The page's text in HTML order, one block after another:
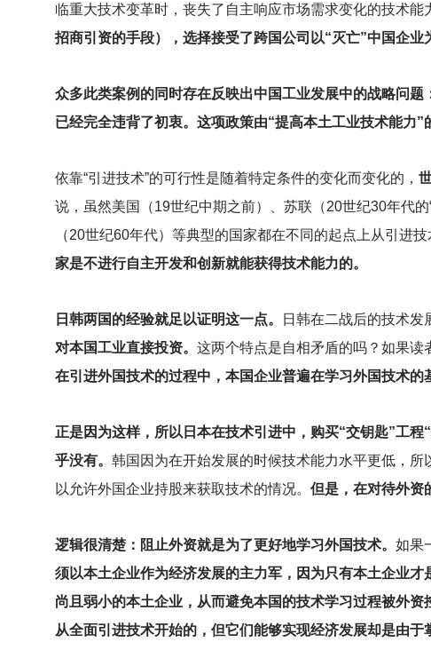
临重大技术变革时，丧失了自主响应市场需求变化的技术能
招商引资的手段），选择接受了跨国公司以“灭亡”中国企业
众多此类案例的同时存在反映出中国工业发展中的战略问
已经完全违背了初衷。这项政策由“提高本土工业技术能力
依靠“引进技术”的可行性是随着特定条件的变化而变化的，
说，虽然美国（19世纪中期之前）、苏联（20世纪30年代
（20世纪60年代）等典型的国家都在不同的起点上从引进技
家是不进行自主开发和创新就能获得技术能力的。
日韩两国的经验就足以证明这一点。 日韩在二战后的技术发
对本国工业直接投资。 这两个特点是自相矛盾的吗？如果读
在引进外国技术的过程中，本国企业普遍在学习外国技术的
正是因为这样，所以日本在技术引进中，购买“交钥匙”工
乎没有。 韩国因为在开始发展的时候技术能力水平更低，
以允许外国企业持股来获取技术的情况。 但是，在对待外资
逻辑很清楚：阻止外资就是为了更好地学习外国技术。 如果
须以本土企业作为经济发展的主力军，因为只有本土企业
尚且弱小的本土企业，从而避免本国的技术学习过程被外资
从全面引进技术开始的，但它们能够实现经济发展却是由